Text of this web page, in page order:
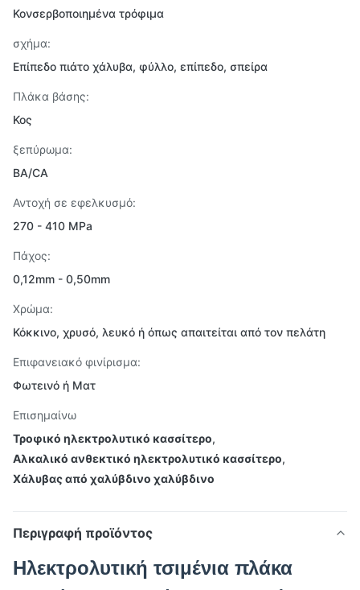
Κονσερβοποιημένα τρόφιμα
σχήμα:
Επίπεδο πιάτο χάλυβα, φύλλο, επίπεδο, σπείρα
Πλάκα βάσης:
Κος
ξεπύρωμα:
BA/CA
Αντοχή σε εφελκυσμό:
270 - 410 MPa
Πάχος:
0,12mm - 0,50mm
Χρώμα:
Κόκκινο, χρυσό, λευκό ή όπως απαιτείται από τον πελάτη
Επιφανειακό φινίρισμα:
Φωτεινό ή Ματ
Επισημαίνω
Τροφικό ηλεκτρολυτικό κασσίτερο,
Αλκαλικό ανθεκτικό ηλεκτρολυτικό κασσίτερο,
Χάλυβας από χαλύβδινο χαλύβδινο
Περιγραφή προϊόντος
Ηλεκτρολυτική τσιμένια πλάκα